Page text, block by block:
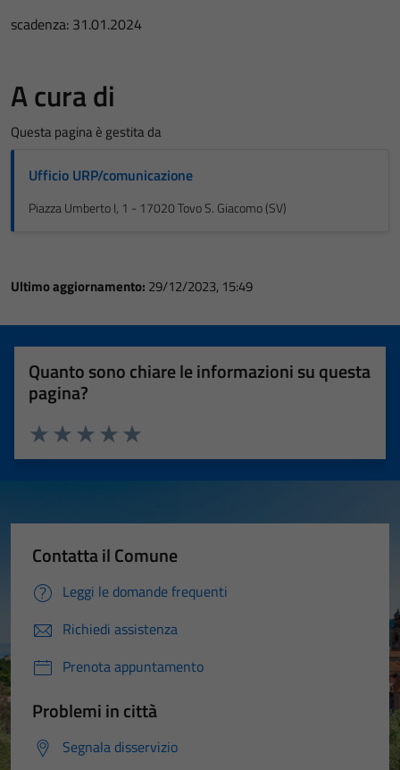
scadenza: 31.01.2024
A cura di
Questa pagina è gestita da
Ufficio URP/comunicazione
Piazza Umberto I, 1 - 17020 Tovo S. Giacomo (SV)
Ultimo aggiornamento: 29/12/2023, 15:49
Quanto sono chiare le informazioni su questa
pagina?
Valuta 5 stelle su 5
Valuta 4 stelle su 5
Valuta 3 stelle su 5
Valuta 2 stelle su 5
Valuta 1 stelle su 5
Contatta il Comune
Leggi le domande frequenti
Richiedi assistenza
Prenota appuntamento
Problemi in città
Segnala disservizio